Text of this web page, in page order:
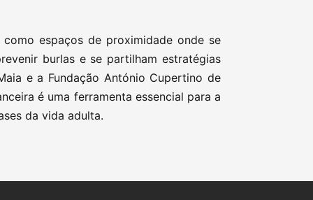
espaços de proximidade onde se
burlas e se partilham estratégias
e a Fundação António Cupertino de
é uma ferramenta essencial para a
da vida adulta.